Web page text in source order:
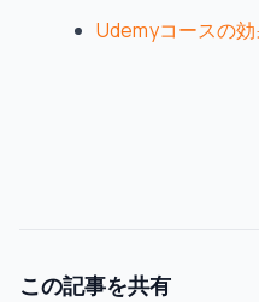
Udemyコースの
この記事を共有